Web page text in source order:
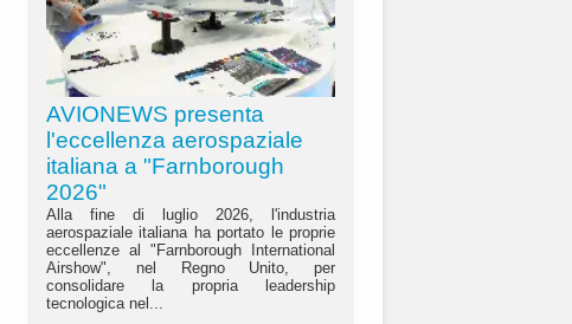
AVIONEWS presenta
l'eccellenza aerospaziale
italiana a "Farnborough
2026"
Alla fine di luglio 2026, l'industria
aerospaziale italiana ha portato le proprie
eccellenze al "Farnborough International
Airshow", nel Regno Unito, per
consolidare la propria leadership
tecnologica nel...